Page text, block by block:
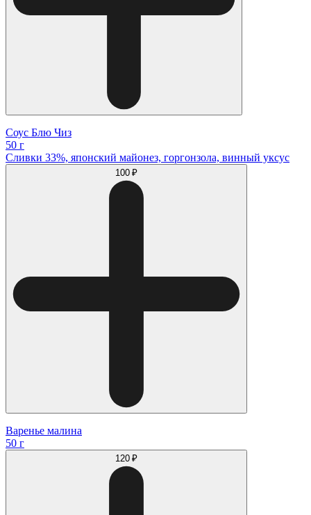
Соус Блю Чиз
50 г
Сливки 33%, японский майонез, горгонзола, винный уксус
100 ₽
Варенье малина
50 г
120 ₽